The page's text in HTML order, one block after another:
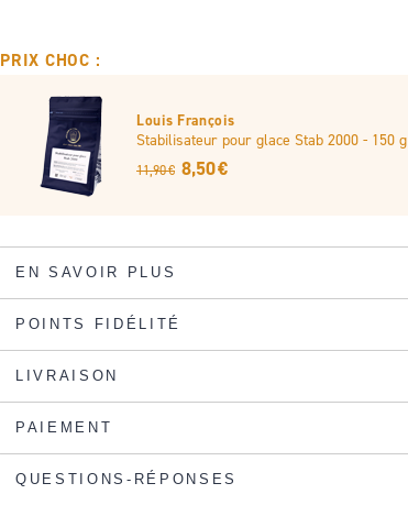
PRIX CHOC :
Louis François
Stabilisateur pour glace Stab 2000 - 150 g
11,90 € 8,50 €
EN SAVOIR PLUS
POINTS FIDÉLITÉ
LIVRAISON
PAIEMENT
QUESTIONS-RÉPONSES